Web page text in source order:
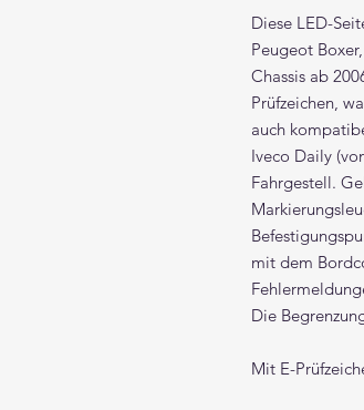
Diese LED-
Peugeot
Chassis ab
Prüfzeichen,
auch
Iveco Daily
Fahrgestell.
mit dem
Die
Mit E-